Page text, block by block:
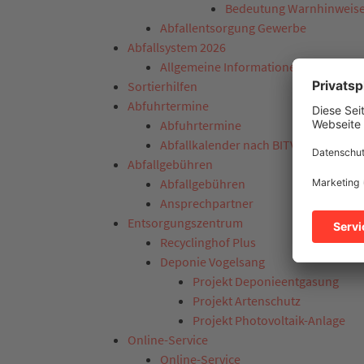
Bedeutung
Abfallentsorgung Gewerbe
Abfallsystem 2026
Allgemeine Informationen
Sortierhilfen
Abfuhrtermine
Abfuhrtermine
Abfallkalender nach BITV
Abfallgebühren
Abfallgebühren
Ansprechpartner
Entsorgungszentrum
Recyclinghof Plus
Deponie Vogelsang
Projekt Deponieentgasung
Projekt Artenschutz
Projekt Photovoltaik-Anlage
Online-Service
Online-Service